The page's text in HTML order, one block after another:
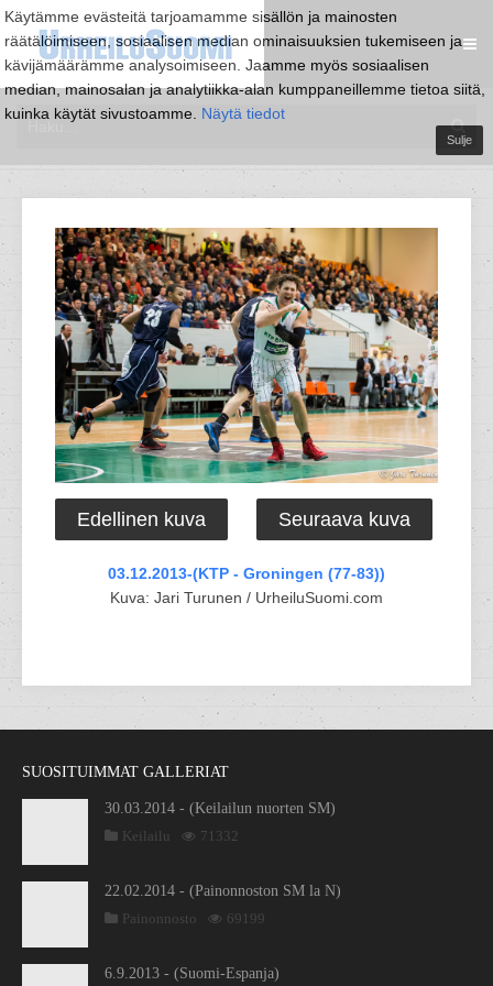
Käytämme evästeitä tarjoamamme sisällön ja mainosten
räätälöimiseen, sosiaalisen median ominaisuuksien tukemiseen ja
kävijämäärämme analysoimiseen. Jaamme myös sosiaalisen
median, mainosalan ja analytiikka-alan kumppaneillemme tietoa siitä,
kuinka käytät sivustoamme. Näytä tiedot
Sulje
Edellinen kuva Seuraava kuva
03.12.2013-(KTP - Groningen (77-83))
Kuva: Jari Turunen / UrheiluSuomi.com
SUOSITUIMMAT GALLERIAT
30.03.2014 - (Keilailun nuorten SM)
Keilailu
71332
22.02.2014 - (Painonnoston SM la N)
Painonnosto
69199
6.9.2013 - (Suomi-Espanja)